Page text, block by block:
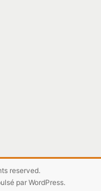
reserved.
parWordPress.